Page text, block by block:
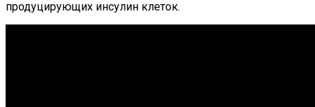
продуцирующих инсулин клеток.